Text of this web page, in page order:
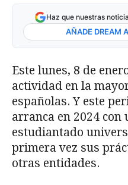
Haz que nuestras
AÑADE DREAM
Este lunes, 8 de
actividad en la
españolas. Y este
arranca en 2024 con
estudiantado
primera vez sus
otras entidades.